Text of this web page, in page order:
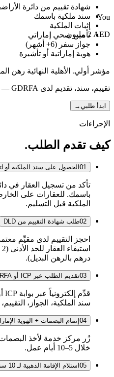
You
AED 2 مليون
شهادة تقييم من دائرة
سند ملكية باسمك
إثبات الملكية
تأمين صحي إماراتي
جواز سفر (6+ أشهر)
هوية إماراتية أو تأشيرة
مؤشر أولي. الأهلية النهائية رهن
تقييم، سند، تقديم لدى GDRFA — خدمة شاملة.
ابدأ طلبي →
الإجراءات
كيف تقدم الطلب.
01الحصول على سند الملكية أو Oqood
تأكد من تسجيل العقار في
الملكية قبل التسليم.
02طلب شهادة التقييم من DLD
درهم بالرهن البديل).
03تقديم الطلب عبر ICP أو GDRFA
سند الملكية، الجواز،
04إتمام البصمات + الهوية
زُر مركز خدمة لأخذ البصمات
خلال 5–10 أيام عمل.
05استلام الإقامة الذهبية لـ 10 سنوات + ختم الإقامة